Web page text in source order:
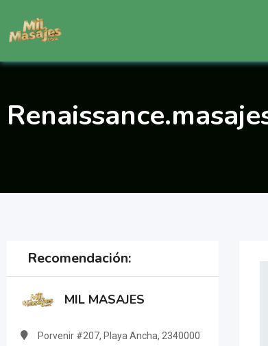
contenido
Recomendación:
MIL MASAJES
Porvenir #207, Playa Ancha, 2340000